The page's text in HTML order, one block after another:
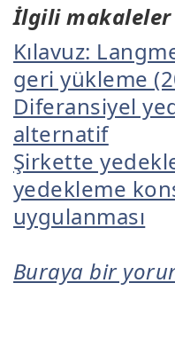
İlgili makaleler
Kılavuz:
geri yükleme
Diferansiyel
alternatif
Şirkette
yedekleme
uygulanması
Buraya bir